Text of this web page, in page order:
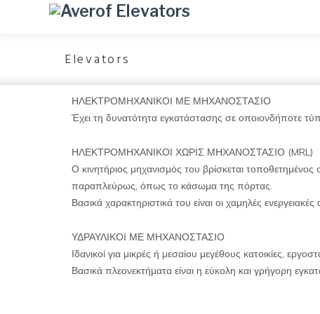
Elevators
ΗΛΕΚΤΡΟΜΗΧΑΝΙΚΟΙ ΜΕ ΜΗΧΑΝΟΣΤΑΣΙΟ
Έχει τη δυνατότητα εγκατάστασης σε οποιονδήποτε
ΗΛΕΚΤΡΟΜΗΧΑΝΙΚΟΙ ΧΩΡΙΣ ΜΗΧΑΝΟΣΤΑΣΙΟ (MRL)
Ο κινητήριος μηχανισμός του βρίσκεται
παραπλεύρως, όπως το κάσωμα της πόρτας.
Βασικά χαρακτηριστικά του είναι οι χαμηλές
ΥΔΡΑΥΛΙΚΟΙ ΜΕ ΜΗΧΑΝΟΣΤΑΣΙΟ
Ιδανικοί για μικρές ή μεσαίου μεγέθους κατοικίες,
Βασικά πλεονεκτήματα είναι η εύκολη και γρήγορη